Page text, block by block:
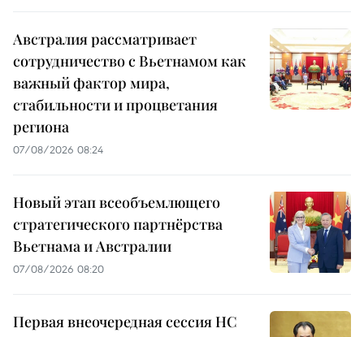
Австралия рассматривает
сотрудничество с Вьетнамом как
важный фактор мира,
стабильности и процветания
региона
07/08/2026 08:24
Новый этап всеобъемлющего
стратегического партнёрства
Вьетнама и Австралии
07/08/2026 08:20
Первая внеочередная сессия НС